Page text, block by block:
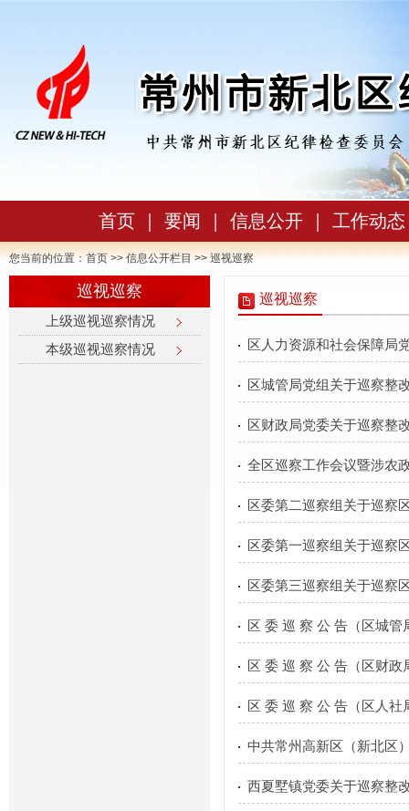
首页 要闻 信息公开 工作动态
您当前的位置： 首页 >> 信息公开栏目 >> 巡视巡察
巡视巡察
上级巡视巡察情况
本级巡视巡察情况
巡视巡察
区人力资源和社会保障局
区城管局党组关于巡察整
区财政局党委关于巡察整
全区巡察工作会议暨涉农
区委第二巡察组关于巡察
区委第一巡察组关于巡察
区委第三巡察组关于巡察
区 委 巡 察 公 告（区城管
区 委 巡 察 公 告（区财政
区 委 巡 察 公 告（区人社
中共常州高新区（新北区
西夏墅镇党委关于巡察整